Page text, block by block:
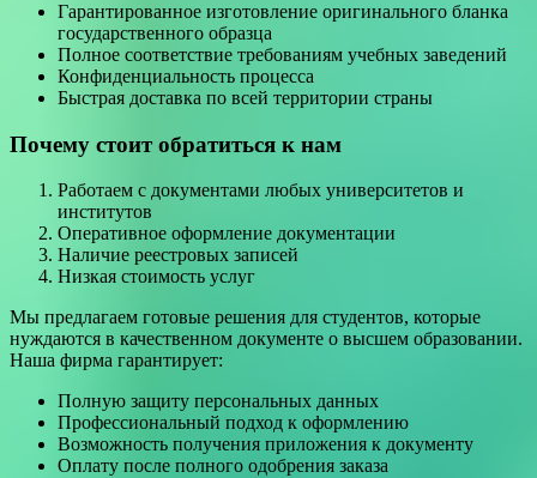
Гарантированное изготовление оригинального бланка
государственного образца
Полное соответствие требованиям учебных заведений
Конфиденциальность процесса
Быстрая доставка по всей территории страны
Почему стоит обратиться к нам
Работаем с документами любых университетов и
институтов
Оперативное оформление документации
Наличие реестровых записей
Низкая стоимость услуг
Мы предлагаем готовые решения для студентов, которые
нуждаются в качественном документе о высшем образовании.
Наша фирма гарантирует:
Полную защиту персональных данных
Профессиональный подход к оформлению
Возможность получения приложения к документу
Оплату после полного одобрения заказа